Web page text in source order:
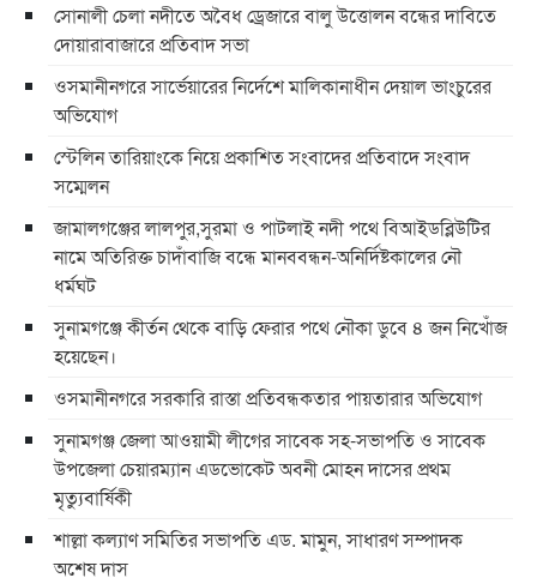
সোনালী চেলা নদীতে অবৈধ ড্রেজারে বালু উত্তোলন বন্ধের দাবিতে
দোয়ারাবাজারে প্রতিবাদ সভা
ওসমানীনগরে সার্ভেয়ারের নির্দেশে মালিকানাধীন দেয়াল ভাংচুরের
অভিযোগ
স্টেলিন তারিয়াংকে নিয়ে প্রকাশিত সংবাদের প্রতিবাদে সংবাদ
সম্মেলন
জামালগঞ্জের লালপুর,সুরমা ও পাটলাই নদী পথে বিআইডব্লিউটির
নামে অতিরিক্ত চাদাঁবাজি বন্ধে মানববন্ধন-অনির্দিষ্টকালের নৌ
ধর্মঘট
সুনামগঞ্জে কীর্তন থেকে বাড়ি ফেরার পথে নৌকা ডুবে ৪ জন নিখোঁজ
হয়েছেন।
ওসমানীনগরে সরকারি রাস্তা প্রতিবন্ধকতার পায়তারার অভিযোগ
সুনামগঞ্জ জেলা আওয়ামী লীগের সাবেক সহ-সভাপতি ও সাবেক
উপজেলা চেয়ারম্যান এডভোকেট অবনী মোহন দাসের প্রথম
মৃত্যুবার্ষিকী
শাল্লা কল্যাণ সমিতির সভাপতি এড. মামুন, সাধারণ সম্পাদক
অশেষ দাস